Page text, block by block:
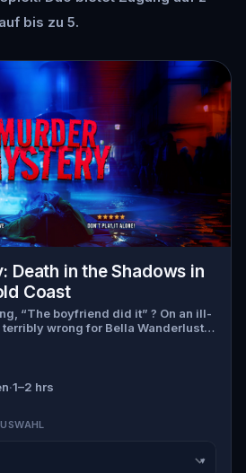
bis zu 5.
Death in the Shadows in
Coast
“The boyfriend did it” ? On an ill-
wrong for Bella Wanderlust
a famous travel blogger, was
tour led by the theatrical Percy
Percy, the ghost tour
real murderer before they strike
·1–2 hrs
▾